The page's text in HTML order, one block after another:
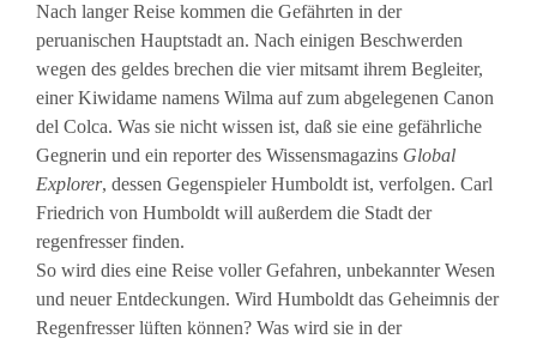
Nach langer Reise kommen die Gefährten in der
peruanischen Hauptstadt an. Nach einigen Beschwerden
wegen des geldes brechen die vier mitsamt ihrem Begleiter,
einer Kiwidame namens Wilma auf zum abgelegenen Canon
del Colca. Was sie nicht wissen ist, daß sie eine gefährliche
Gegnerin und ein reporter des Wissensmagazins Global
Explorer, dessen Gegenspieler Humboldt ist, verfolgen. Carl
Friedrich von Humboldt will außerdem die Stadt der
regenfresser finden.
So wird dies eine Reise voller Gefahren, unbekannter Wesen
und neuer Entdeckungen. Wird Humboldt das Geheimnis der
Regenfresser lüften können? Was wird sie in der